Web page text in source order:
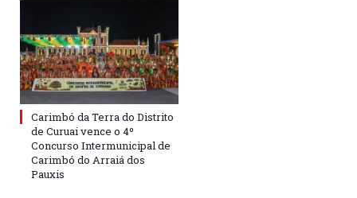
Carimbó da Terra do Distrito
de Curuai vence o 4º
Concurso Intermunicipal de
Carimbó do Arraiá dos
Pauxis